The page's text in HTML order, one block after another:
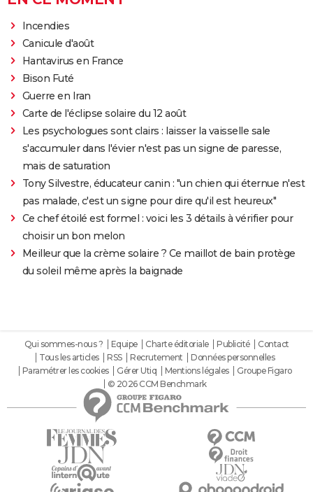
Incendies
Canicule d'août
Hantavirus en France
Bison Futé
Guerre en Iran
Carte de l'éclipse solaire du 12 août
Les psychologues sont clairs : laisser la vaisselle sale
s'accumuler dans l'évier n'est pas un signe de paresse,
mais de saturation
Tony Silvestre, éducateur canin : "un chien qui éternue n'est
pas malade, c'est un signe pour dire qu'il est heureux"
Ce chef étoilé est formel : voici les 3 détails à vérifier pour
choisir un bon melon
Meilleur que la crème solaire ? Ce maillot de bain protège
du soleil même après la baignade
Qui sommes-nous ? Equipe Charte éditoriale Publicité
Contact
Tous les articles
RSS Recrutement
Données personnelles
Paramétrer les cookies
Gérer Utiq Mentions légales
Groupe Figaro
© 2026 CCM Benchmark